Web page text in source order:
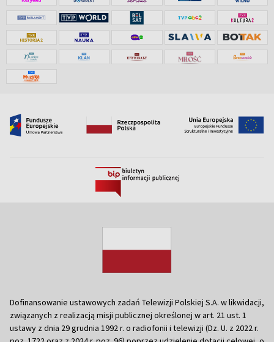
Dofinansowanie ustawowych zadań Telewizji Polskiej S.A. w likwidacji,
związanych z realizacją misji publicznej określonej w art. 21 ust. 1
ustawy z dnia 29 grudnia 1992 r. o radiofonii i telewizji (Dz. U. z 2022 r.